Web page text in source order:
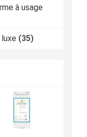
à usage
(35)